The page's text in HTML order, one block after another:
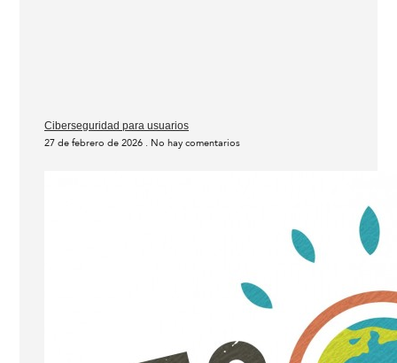
Ciberseguridad para usuarios
27 de febrero de 2026 No hay comentarios